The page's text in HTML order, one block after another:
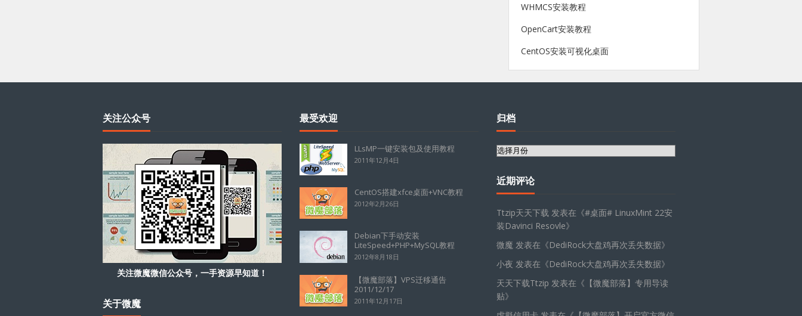
WHMCS安装教程
OpenCart安装教程
CentOS安装可视化桌面
关注公众号
关注微魔微信公众号，一手资源早知道！
关于微魔
最受欢迎
LLsMP一键安装包及使用教程
2011年12月4日
CentOS搭建xfce桌面+VNC教程
2012年2月26日
Debian下手动安装
LiteSpeed+PHP+MySQL教程
2012年8月18日
【微魔部落】VPS迁移通告
2011/12/17
2011年12月17日
归档
归
近期评论
Ttzip天天下载 发表在《#桌面# LinuxMint 22安
装Davinci Resovle》
微魔 发表在《DediRock大盘鸡再次丢失数据》
小夜 发表在《DediRock大盘鸡再次丢失数据》
天天下载Ttzip 发表在《 【微魔部落】专用导读
贴》